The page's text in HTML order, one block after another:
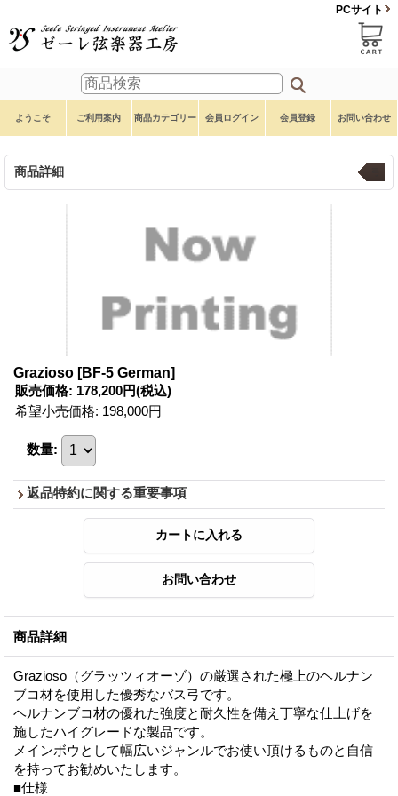
PCサイト
ようこそ ご利用案内 商品カテゴリー 会員ログイン 会員登録 お問い合わせ
商品詳細
Grazioso [BF-5 German]
販売価格: 178,200円(税込)
希望小売価格: 198,000円
数量:
返品特約に関する重要事項
商品詳細
Grazioso（グラッツィオーゾ）の厳選された極上のヘルナン
ブコ材を使用した優秀なバス弓です。
ヘルナンブコ材の優れた強度と耐久性を備え丁寧な仕上げを
施したハイグレードな製品です。
メインボウとして幅広いジャンルでお使い頂けるものと自信
を持ってお勧めいたします。
■仕様